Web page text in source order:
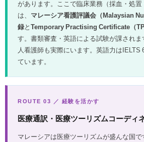
があります。ここで臨床業務（採血・処置
は、 マレーシア看護評議会（Malaysian
録と Temporary Practising Certificate（
す。書類審査・英語による試験が課され
人看護師も実際にいます。英語力はIELTS
ています。
ROUTE 03 ／ 経験を活かす
医療通訳・医療ツーリズムコーディ
マレーシアは医療ツーリズムが盛んな国で